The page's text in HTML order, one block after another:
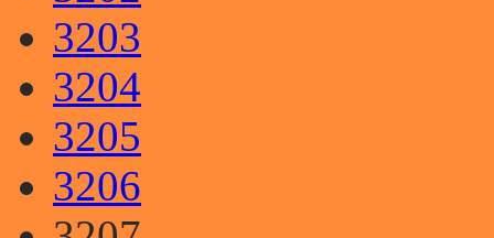
3203
3204
3205
3206